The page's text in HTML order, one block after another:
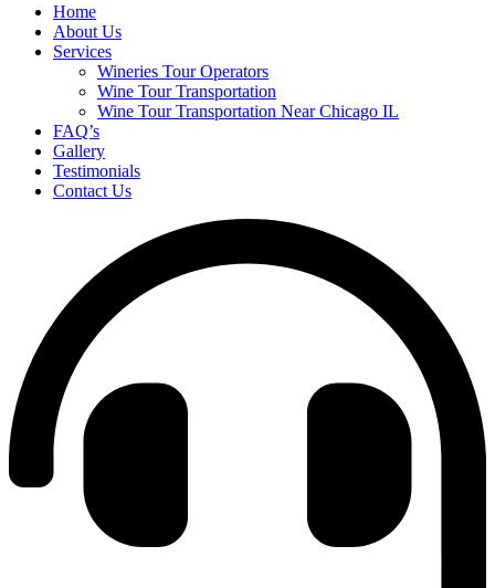
Home
About Us
Services
Wineries Tour Operators
Wine Tour Transportation
Wine Tour Transportation Near Chicago IL
FAQ’s
Gallery
Testimonials
Contact Us